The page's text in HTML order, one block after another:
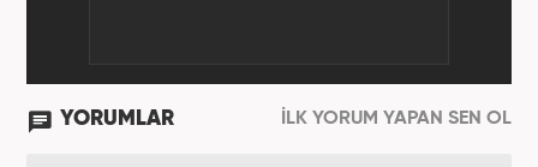
YORUMLAR İLK YORUM YAPAN SEN OL